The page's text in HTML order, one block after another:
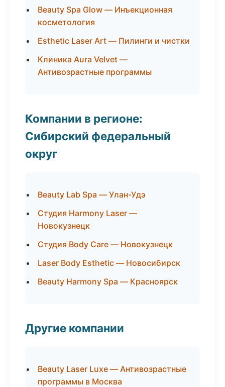
Beauty Spa Glow — Инъекционная
косметология
Esthetic Laser Art — Пилинги и чистки
Клиника Aura Velvet —
Антивозрастные программы
Компании в регионе:
Сибирский федеральный
округ
Beauty Lab Spa — Улан-Удэ
Студия Harmony Laser —
Новокузнецк
Студия Body Care — Новокузнецк
Laser Body Esthetic — Новосибирск
Beauty Harmony Spa — Красноярск
Другие компании
Beauty Laser Luxe — Антивозрастные
программы в Москва